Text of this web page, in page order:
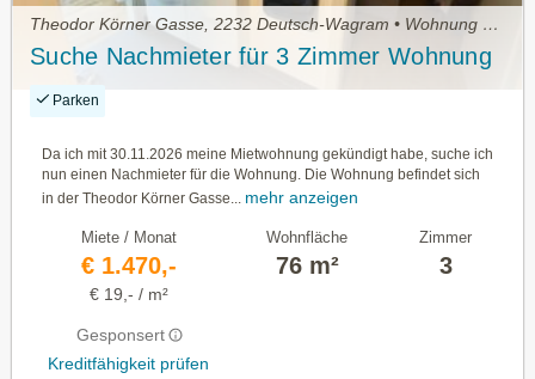
Theodor Körner Gasse, 2232 Deutsch-Wagram • Wohnung mieten
Suche Nachmieter für 3 Zimmer Wohnung
Parken
Da ich mit 30.11.2026 meine Mietwohnung gekündigt habe, suche ich
nun einen Nachmieter für die Wohnung. Die Wohnung befindet sich
in der Theodor Körner Gasse...
mehr anzeigen
Miete / Monat
€ 1.470,-
€ 19,- / m²
Gesponsert
Kreditfähigkeit prüfen
Wohnfläche
76 m²
Zimmer
3